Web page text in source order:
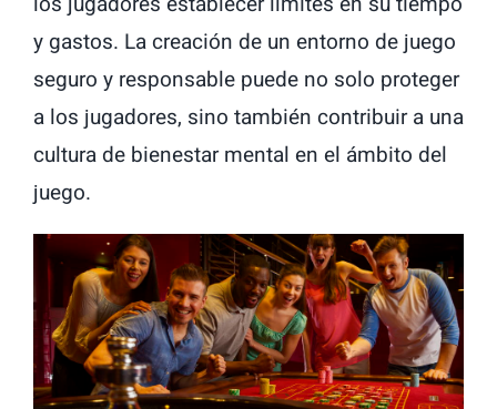
y gastos. La creación de un entorno de juego
seguro y responsable puede no solo proteger
a los jugadores, sino también contribuir a una
cultura de bienestar mental en el ámbito del
juego.